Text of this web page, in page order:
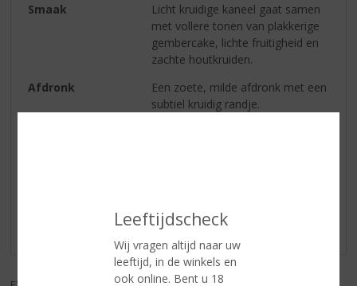
Leeftijdscheck
Wij vragen altijd naar uw
leeftijd, in de winkels en
ook online. Bent u 18
Smaak
Licht kruidige kaneel gaat samen
met vollere tonen van plakkerige
gembercake, lichte fruitigheid en
zachte houtkruiden.
Afdronk
Een zoete, milde afdronk met een
subtiel kruidig randje.
Er zijn nog geen reviews geplaatst voor dit product